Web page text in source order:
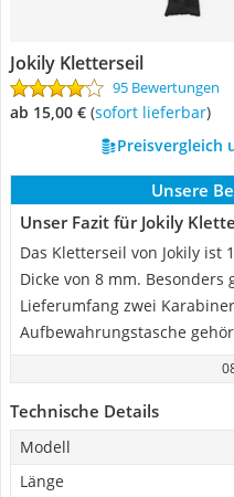
Jokily Kletterseil
95 Bewertungen
ab 15,00 € ( Sofort lieferbar)
Preisvergleich
Unsere
Unser Fazit für Jokily
Das Kletterseil von Jokily ist
Dicke von 8 mm.
Lieferumfang zwei
Aufbewahrungstasche
Technische Details
Modell
Länge